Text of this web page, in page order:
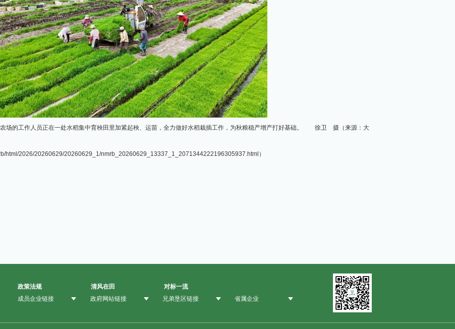
农场的工作人员正在一处水稻集中育秧田里加紧起秧、运苗，全力做好水稻栽插工作，为秋粮稳产增产打好基础。 徐卫 摄（来源：大
html/2026/20260629/20260629_1/nmrb_20260629_13337_1_2071344222196305937.html）
政策法规 清风在田
对标一流
成员企业链接
政府网站链接 兄弟垦区链接 省属企业